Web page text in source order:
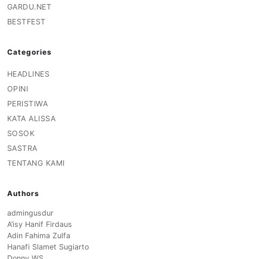
GARDU.NET
BESTFEST
Categories
HEADLINES
OPINI
PERISTIWA
KATA ALISSA
SOSOK
SASTRA
TENTANG KAMI
Authors
admingusdur
A’isy Hanif Firdaus
Adin Fahima Zulfa
Hanafi Slamet Sugiarto